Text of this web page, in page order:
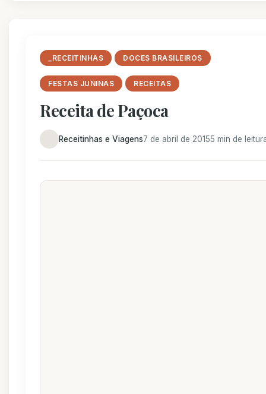
_RECEITINHAS DOCES BRASILEIROS
FESTAS JUNINAS RECEITAS
Receita de Paçoca
Receitinhas e Viagens7 de abril de 20155 min de